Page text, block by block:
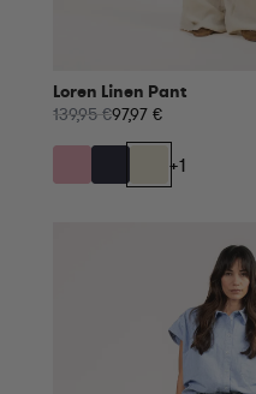
Loren Linen Pant
139,95 €97,97 €
+1